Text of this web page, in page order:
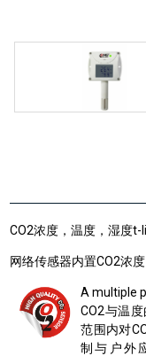
CO2浓度，温度，湿度t-
网络传感器内置CO2浓
A multiple
CO2与温
范围内对
制与户外